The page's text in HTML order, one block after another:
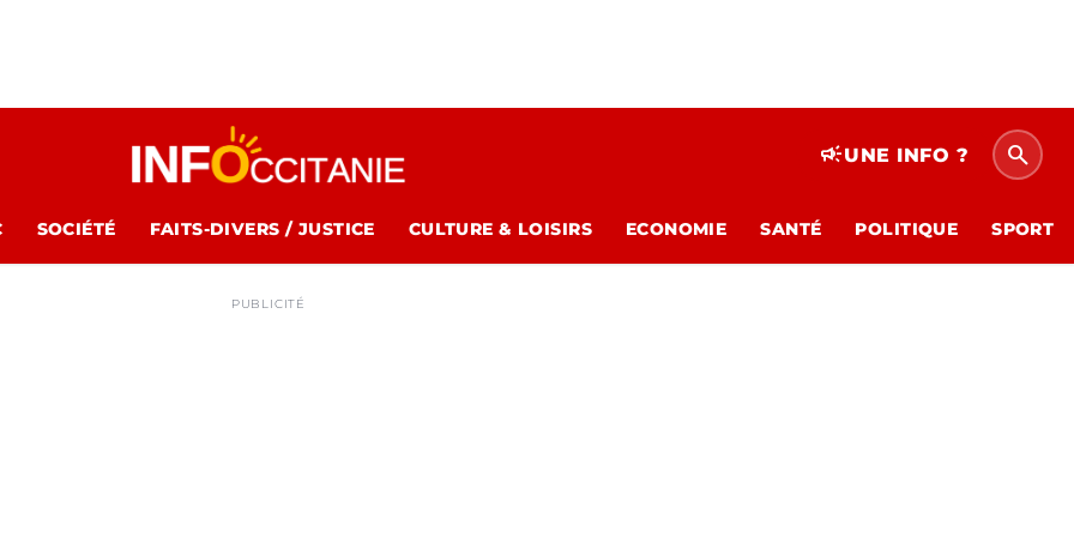
campaignUNE INFO ? search
SOCIÉTÉ FAITS-DIVERS / JUSTICE CULTURE & LOISIRS ECONOMIE SANTÉ POLITIQUE SPORT
PUBLICITÉ